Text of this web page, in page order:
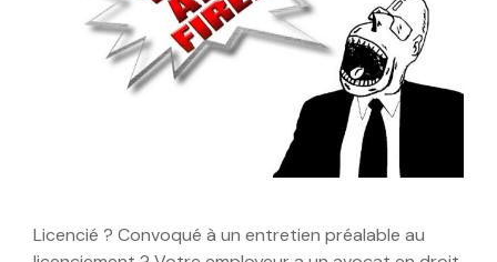
Licencié ? Convoqué à un entretien préalable au